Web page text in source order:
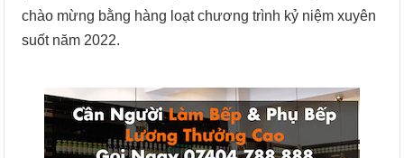
chào mừng bằng hàng loạt chương trình kỷ niệm xuyên
suốt năm 2022.